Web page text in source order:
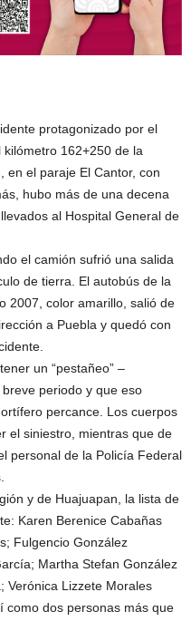
protagonizado por el
162+250 de la
en el paraje El Cantor, con
hubo más de una decena
al Hospital General de
el camión sufrió una salida
de tierra. El autobús de la
2007, color amarillo, salió de
a Puebla y quedó con
un “pestañeo” –
periodo y que eso
percance. Los cuerpos
el siniestro, mientras que de
personal de la Policía Federal
y de Huajuapan, la lista de
Karen Berenice Cabañas
Fulgencio González
Martha Stefan González
Verónica Lizzete Morales
como dos personas más que